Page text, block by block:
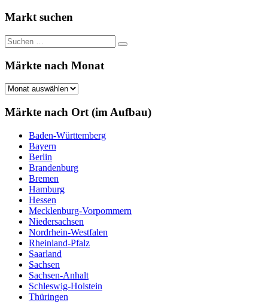
Markt suchen
Suchen
nach:
Suchen
Märkte nach Monat
Märkte
Monat
Märkte nach Ort (im Aufbau)
Baden-Württemberg
Bayern
Berlin
Brandenburg
Bremen
Hamburg
Hessen
Mecklenburg-Vorpommern
Niedersachsen
Nordrhein-Westfalen
Rheinland-Pfalz
Saarland
Sachsen
Sachsen-Anhalt
Schleswig-Holstein
Thüringen